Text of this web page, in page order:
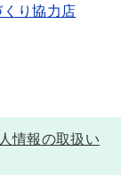
くり協力店
情報の取扱い